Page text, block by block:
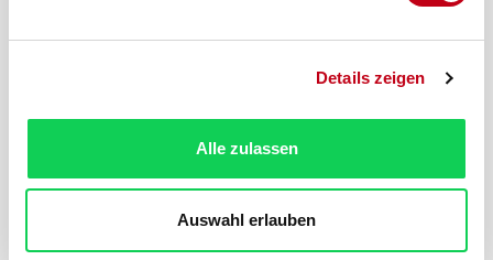
Details zeigen
Alle zulassen
Auswahl erlauben
Ist Ihr Produkt